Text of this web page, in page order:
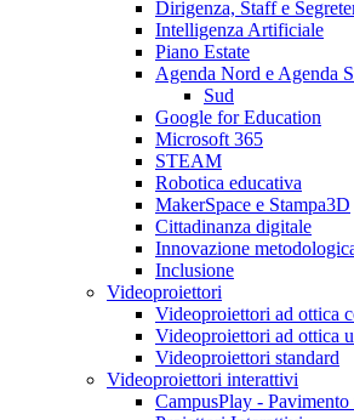
Dirigenza, Staff e
Intelligenza Artificiale
Piano Estate
Agenda Nord e Agenda
Sud
Google for Education
Microsoft 365
STEAM
Robotica educativa
MakerSpace e Stampa3D
Cittadinanza digitale
Innovazione
Inclusione
Videoproiettori
Videoproiettori ad ottica
Videoproiettori ad ottica
Videoproiettori standard
Videoproiettori interattivi
CampusPlay -